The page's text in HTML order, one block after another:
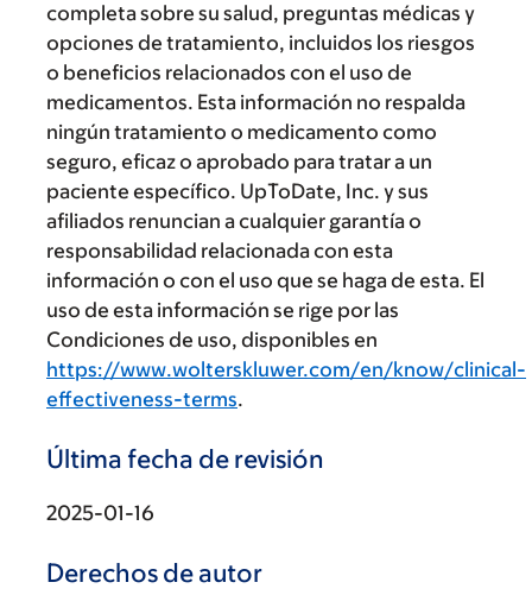
completa sobre su salud, preguntas médicas y
opciones de tratamiento, incluidos los riesgos
o beneficios relacionados con el uso de
medicamentos. Esta información no respalda
ningún tratamiento o medicamento como
seguro, eficaz o aprobado para tratar a un
paciente específico. UpToDate, Inc. y sus
afiliados renuncian a cualquier garantía o
responsabilidad relacionada con esta
información o con el uso que se haga de esta. El
uso de esta información se rige por las
Condiciones de uso, disponibles en
https://www.wolterskluwer.com/en/know/clinical-
effectiveness-terms.
Última fecha de revisión
2025-01-16
Derechos de autor